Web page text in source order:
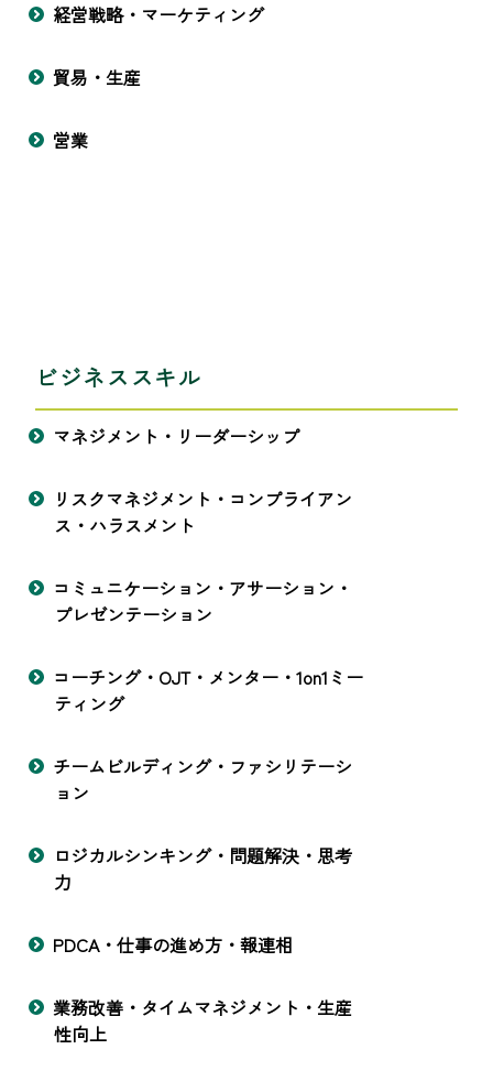
経営戦略・マーケティング
貿易・生産
営業
ビジネススキル
マネジメント・リーダーシップ
リスクマネジメント・コンプライアン
ス・ハラスメント
コミュニケーション・アサーション・
プレゼンテーション
コーチング・OJT・メンター・1on1ミー
ティング
チームビルディング・ファシリテーシ
ョン
ロジカルシンキング・問題解決・思考
力
PDCA・仕事の進め方・報連相
業務改善・タイムマネジメント・生産
性向上